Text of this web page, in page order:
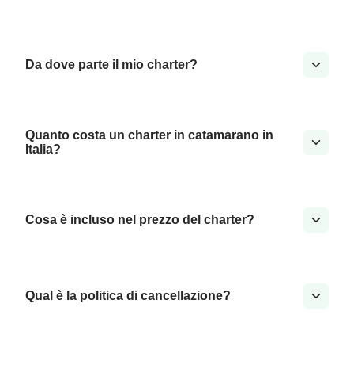
Da dove parte il mio charter?
Quanto costa un charter in catamarano in
Italia?
Cosa è incluso nel prezzo del charter?
Qual è la politica di cancellazione?